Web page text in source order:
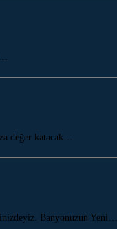
değer katacak…
Banyonuzun Yeni…